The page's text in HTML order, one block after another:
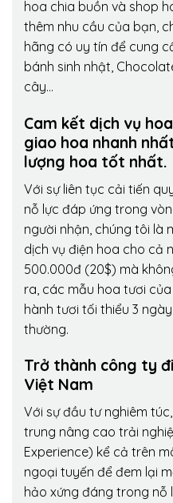
hoa chia buồn và shop
thêm nhu cầu của bạn,
hãng có uy tín để cung
bánh sinh nhật,
cây…
Cam kết dịch vụ
giao hoa nhanh
lượng hoa tốt nhất.
Với sự liên tục cải tiến
nỗ lực đáp ứng trong
người nhận, chúng tôi là
dịch vụ điện hoa cho cả
500.000đ (20$) mà
ra, các mẫu hoa tươi
hành tươi tối thiểu 3
thường.
Trở thành công ty
Việt Nam
Với sự đầu tư nghiêm
trung nâng cao trải
Experience) kể cả trên
ngoại tuyến để đem lại
hảo xứng đáng trong nỗ